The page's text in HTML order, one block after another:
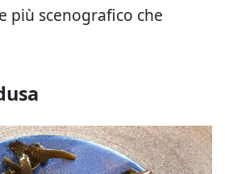
più scenografico che